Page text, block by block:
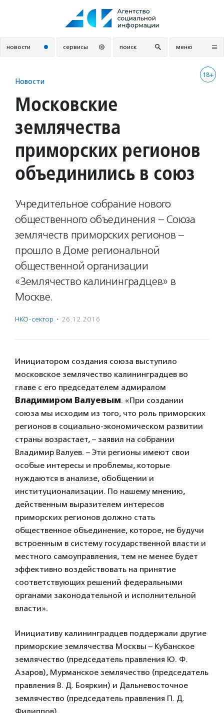
новости сервисы поиск меню
18+
Новости
Московские
землячества
приморских регионов
объединились в союз
Учредительное собрание нового
общественного объединения – Союза
землячеств приморских регионов –
прошло в Доме региональной
общественной организации
«Землячество калининградцев» в
Москве.
НКО-сектор · 26.12.2016
Инициатором создания союза выступило
московское землячество калининградцев во
главе с его председателем адмиралом
Владимиром Валуевым. «При создании
союза мы исходим из того, что роль приморских
регионов в социально-экономическом развитии
страны возрастает, – заявил на собрании
Владимир Валуев. – Эти регионы имеют свои
особые интересы и проблемы, которые
нуждаются в анализе, обобщении и
институционализации. По нашему мнению,
действенным выразителем интересов
приморских регионов должно стать
общественное объединение, которое, не будучи
встроенным в систему государственной власти и
местного самоуправления, тем не менее будет
эффективно воздействовать на принятие
соответствующих решений федеральными
органами законодательной и исполнительной
власти».
Инициативу калининградцев поддержали другие
приморские землячества Москвы – Кубанское
землячество (председатель правления Ю. Ф.
Азаров), Мурманское землячество (председатель
правления В. Д. Бояркин) и Дальневосточное
землячество (председатель правления П. Д.